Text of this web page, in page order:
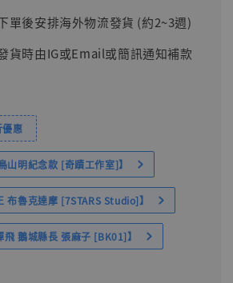
單後安排海外物流發貨 (約2~3週)
貨時由IG或Email或簡訊通知補款
惠
山明紀念款 [奇蹟工作室]】
布魯克達摩 [7STARS Studio]】
鵝城縣長 張麻子 [BK01]】